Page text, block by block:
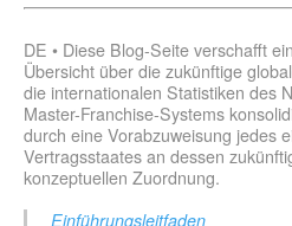
DE • Diese Blog-Seite verschafft
Übersicht über die zukünftige
die internationalen Statistiken des
Master-Franchise-Systems
durch eine Vorabzuweisung jedes
Vertragsstaates an dessen
konzeptuellen Zuordnung.
Einführungsleitfaden